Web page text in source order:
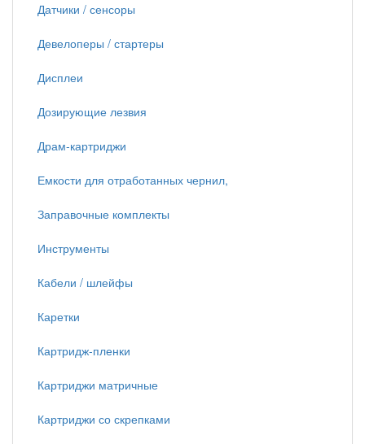
Датчики / сенсоры
Девелоперы / стартеры
Дисплеи
Дозирующие лезвия
Драм-картриджи
Емкости для отработанных чернил,
Заправочные комплекты
Инструменты
Кабели / шлейфы
Каретки
Картридж-пленки
Картриджи матричные
Картриджи со скрепками